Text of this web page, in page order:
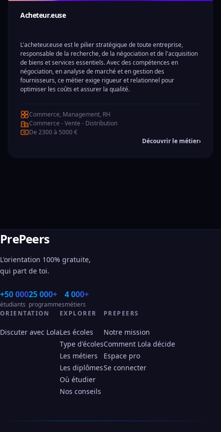
Acheteur.euse
L'acheteur.euse est le pilier stratégique de toute entreprise,
responsable de la recherche, de la négociation et de l'acquisition
de biens et services essentiels. Avec des compétences en
négociation, en analyse de marché et en gestion des
fournisseurs, ce métier exige rigueur et relationnel pour
optimiser les coûts et assurer la qualité.
Commerce, Management, RH
Commerce - Vente - Distribution
De 2300 à 5000 €
Découvrir le métier›
PrePeers
L'orientation 100% gratuite,
qui part de toi.
+50 000
étudiants
25 000+
programmes
4 000+
métiers
ORIENTATION
Discuter avec Lola
EXPLORER
Les écoles
Type d'écoles
Les métiers
Les diplômes
Où étudier
Nos conseils
PREPEERS
Notre mission
Comment Lola décide
Espace pro
Se connecter